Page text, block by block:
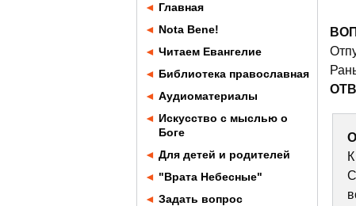
◄ Главная
◄ Nota Bene!
◄ Читаем Евангелие
◄ Библиотека православная
◄ Аудиоматериалы
◄ Искусство с мыслью о
Боге
◄ Для детей и родителей
◄ "Врата Небесные"
◄ Задать вопрос